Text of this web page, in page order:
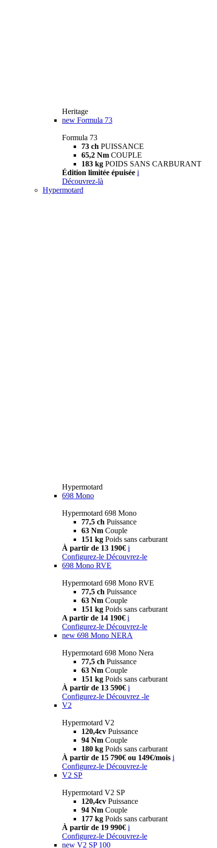
Heritage
new Formula 73
Formula 73
73 ch PUISSANCE
65,2 Nm COUPLE
183 kg POIDS SANS CARBURANT
Édition limitée épuisée i
Découvrez-là
Hypermotard
Hypermotard
698 Mono
Hypermotard 698 Mono
77,5 ch Puissance
63 Nm Couple
151 kg Poids sans carburant
À partir de 13 190€ i
Configurez-le Découvrez-le
698 Mono RVE
Hypermotard 698 Mono RVE
77,5 ch Puissance
63 Nm Couple
151 kg Poids sans carburant
A partir de 14 190€ i
Configurez-le Découvrez-le
new 698 Mono NERA
Hypermotard 698 Mono Nera
77,5 ch Puissance
63 Nm Couple
151 kg Poids sans carburant
À partir de 13 590€ i
Configurez-le Découvrez -le
V2
Hypermotard V2
120,4cv Puissance
94 Nm Couple
180 kg Poids sans carburant
À partir de 15 790€ ou 149€/mois i
Configurez-le Découvrez-le
V2 SP
Hypermotard V2 SP
120,4cv Puissance
94 Nm Couple
177 kg Poids sans carburant
À partir de 19 990€ i
Configurez-le Découvrez-le
new V2 SP 100